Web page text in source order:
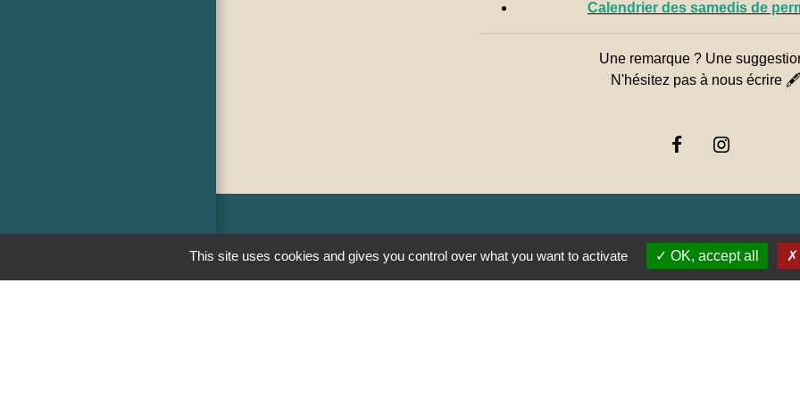
Calendrier des samedis de
Une remarque ? Une
N'hésitez pas à nous écrire 🖋
Liens
This site uses cookies and gives you control over what you want to activate OK, accept all